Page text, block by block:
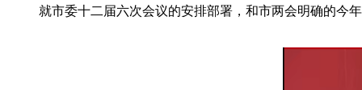
就市委十二届六次会议的安排部署，和市两会明确的今